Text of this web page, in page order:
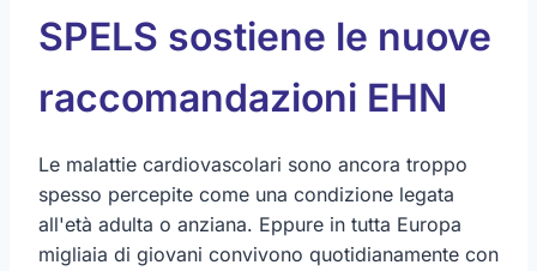
SPELS sostiene le nuove
raccomandazioni EHN
Le malattie cardiovascolari sono ancora troppo
spesso percepite come una condizione legata
all'età adulta o anziana. Eppure in tutta Europa
migliaia di giovani convivono quotidianamente con